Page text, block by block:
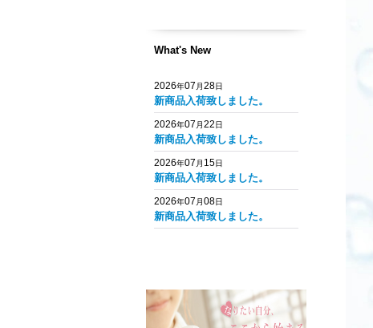
What's New
2026年07 月28日
新商品入荷致しました。
2026年07 月22日
新商品入荷致しました。
2026年07 月 15日
新商品入荷致しました。
2026年07 月08日
新商品入荷致しました。